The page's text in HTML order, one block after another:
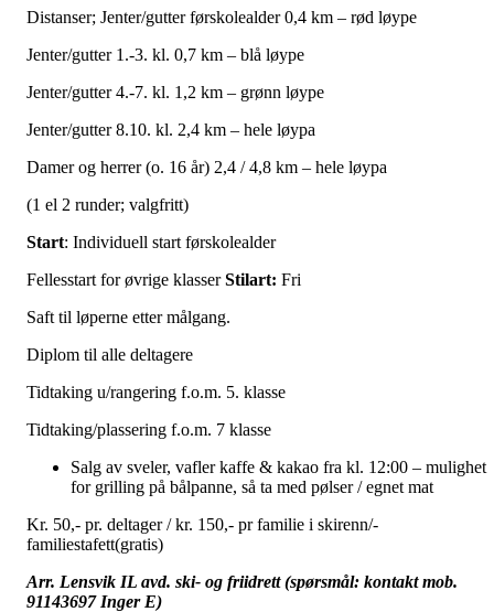
Distanser; Jenter/gutter førskolealder 0,4 km – rød løype
Jenter/gutter 1.-3. kl. 0,7 km – blå løype
Jenter/gutter 4.-7. kl. 1,2 km – grønn løype
Jenter/gutter 8.10. kl. 2,4 km – hele løypa
Damer og herrer (o. 16 år) 2,4 / 4,8 km – hele løypa
(1 el 2 runder; valgfritt)
Start: Individuell start førskolealder
Fellesstart for øvrige klasserStilart: Fri
Saft til løperne etter målgang.
Diplom til alle deltagere
Tidtaking u/rangering f.o.m. 5. klasse
Tidtaking/plassering f.o.m. 7 klasse
Salg av sveler, vafler kaffe & kakao fra kl. 12:00 – mulighet
for grilling på bålpanne, så ta med pølser / egnet mat
Kr. 50,- pr. deltager / kr. 150,- pr familie i skirenn/-
familiestafett(gratis)
Arr. Lensvik IL avd. ski- og friidrett (spørsmål: kontakt mob.
91143697 Inger E)